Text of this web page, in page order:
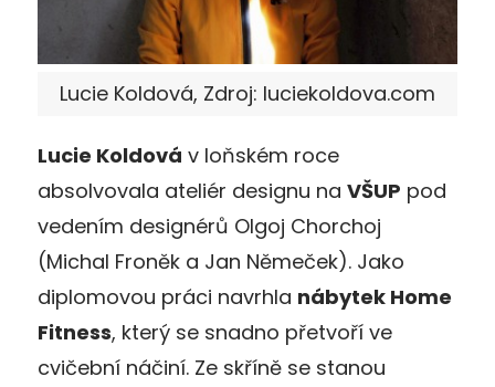
Lucie Koldová, Zdroj: luciekoldova.com
Lucie Koldová v loňském roce
absolvovala ateliér designu na VŠUP pod
vedením designérů Olgoj Chorchoj
(Michal Froněk a Jan Němeček). Jako
diplomovou práci navrhla nábytek Home
Fitness, který se snadno přetvoří ve
cvičební náčiní. Ze skříně se stanou